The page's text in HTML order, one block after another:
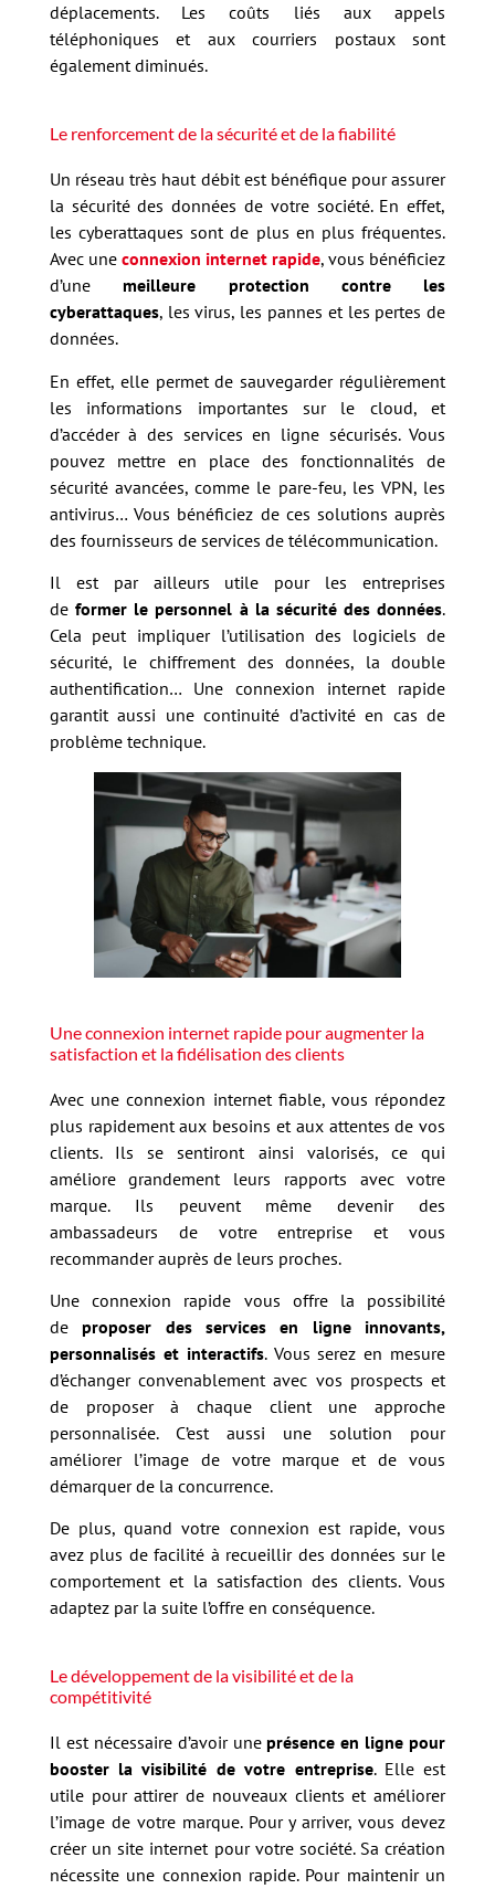
déplacements. Les coûts liés aux appels
téléphoniques et aux courriers postaux sont
également diminués.
Le renforcement de la sécurité et de la fiabilité
Un réseau très haut débit est bénéfique pour assurer
la sécurité des données de votre société. En effet,
les cyberattaques sont de plus en plus fréquentes.
Avec une connexion internet rapide, vous bénéficiez
d’unemeilleure protection contre les
cyberattaques, les virus, les pannes et les pertes de
données.
En effet, elle permet de sauvegarder régulièrement
les informations importantes sur le cloud, et
d’accéder à des services en ligne sécurisés. Vous
pouvez mettre en place des fonctionnalités de
sécurité avancées, comme le pare-feu, les VPN, les
antivirus… Vous bénéficiez de ces solutions auprès
des fournisseurs de services de télécommunication.
Il est par ailleurs utile pour les entreprises
de former le personnel à la sécurité des données.
Cela peut impliquer l’utilisation des logiciels de
sécurité, le chiffrement des données, la double
authentification… Une connexion internet rapide
garantit aussi une continuité d’activité en cas de
problème technique.
Une connexion internet rapide pour augmenter la
satisfaction et la fidélisation des clients
Avec une connexion internet fiable, vous répondez
plus rapidement aux besoins et aux attentes de vos
clients. Ils se sentiront ainsi valorisés, ce qui
améliore grandement leurs rapports avec votre
marque. Ils peuvent même devenir des
ambassadeurs de votre entreprise et vous
recommander auprès de leurs proches.
Une connexion rapide vous offre la possibilité
deproposer des services en ligne innovants,
personnalisés et interactifs. Vous serez en mesure
d’échanger convenablement avec vos prospects et
de proposer à chaque client une approche
personnalisée. C’est aussi une solution pour
améliorer l’image de votre marque et de vous
démarquer de la concurrence.
De plus, quand votre connexion est rapide, vous
avez plus de facilité à recueillir des données sur le
comportement et la satisfaction des clients. Vous
adaptez par la suite l’offre en conséquence.
Le développement de la visibilité et de la
compétitivité
Il est nécessaire d’avoir uneprésence en ligne pour
booster la visibilité de votre entreprise. Elle est
utile pour attirer de nouveaux clients et améliorer
l’image de votre marque. Pour y arriver, vous devez
créer un site internet pour votre société. Sa création
nécessite une connexion rapide. Pour maintenir un